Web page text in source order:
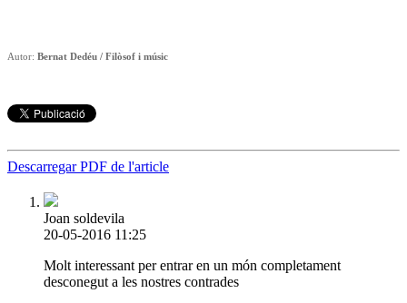
Autor: Bernat Dedéu / Filòsof i músic
Descarregar PDF de l'article
Joan soldevila
20-05-2016 11:25
Molt interessant per entrar en un món completament
desconegut a les nostres contrades